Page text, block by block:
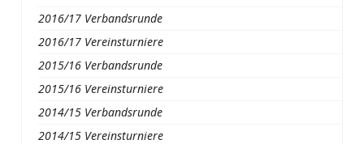
2016/17 Verbandsrunde
2016/17 Vereinsturniere
2015/16 Verbandsrunde
2015/16 Vereinsturniere
2014/15 Verbandsrunde
2014/15 Vereinsturniere